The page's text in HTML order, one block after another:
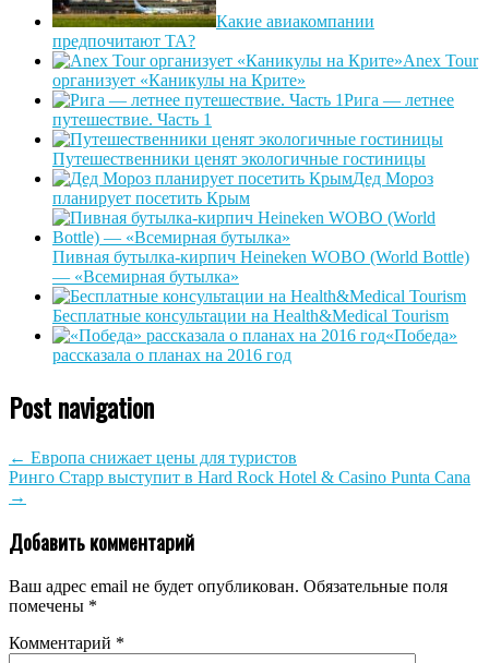
Какие авиакомпании
предпочитают ТА?
Anex Tour
организует «Каникулы на Крите»
Рига — летнее
путешествие. Часть 1
Путешественники ценят экологичные гостиницы
Дед Мороз
планирует посетить Крым
Пивная бутылка-кирпич Heineken WOBO (World Bottle)
— «Всемирная бутылка»
Бесплатные консультации на Health&Medical Tourism
«Победа»
рассказала о планах на 2016 год
Post navigation
← Европа снижает цены для туристов
Ринго Старр выступит в Hard Rock Hotel & Casino Punta Cana
→
Добавить комментарий
Ваш адрес email не будет опубликован. Обязательные поля
помечены *
Комментарий *